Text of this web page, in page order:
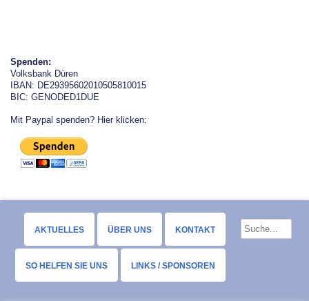
Spenden:
Volksbank Düren
IBAN: DE29395602010505810015
BIC: GENODED1DUE
Mit Paypal spenden? Hier klicken:
AKTUELLES ÜBER UNS KONTAKT
SO HELFEN SIE UNS LINKS / SPONSOREN